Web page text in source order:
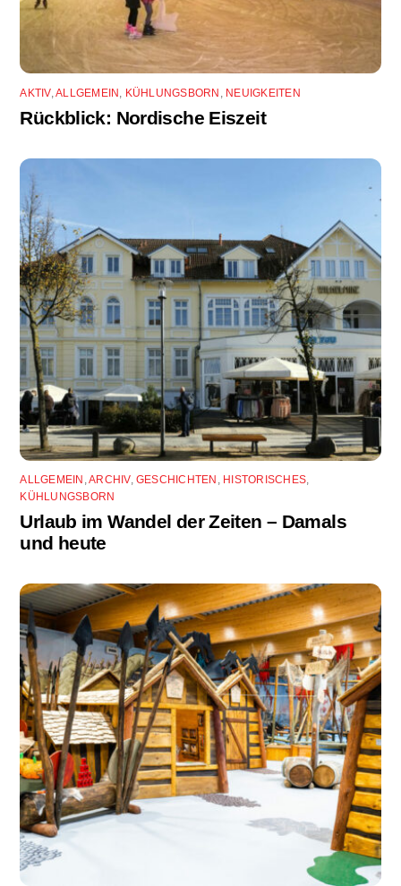
AKTIV,ALLGEMEIN , KÜHLUNGSBORN , NEUIGKEITEN
Rückblick: Nordische Eiszeit
ALLGEMEIN ,ARCHIV, GESCHICHTEN , HISTORISCHES,
KÜHLUNGSBORN
Urlaub im Wandel der Zeiten – Damals
und heute